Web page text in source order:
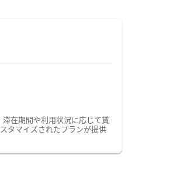
在期間や利用状況に応じて賃
タマイズされたプランが提供